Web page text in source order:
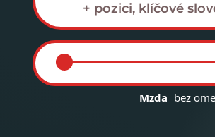
Mzda bez